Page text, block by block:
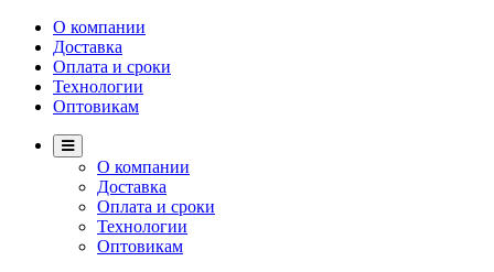
О компании
Доставка
Оплата и сроки
Технологии
Оптовикам
О компании
Доставка
Оплата и сроки
Технологии
Оптовикам